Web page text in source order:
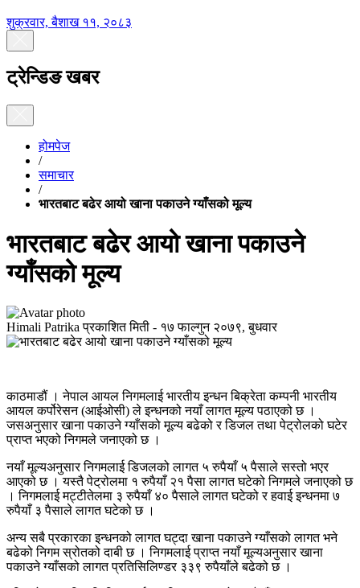
शुक्रवार, बैशाख ११, २०८३
ट्रेन्डिङ खबर
होमपेज
/
समाचार
/
भारतबाट बढेर आयो खाना पकाउने ग्याँसको मूल्य
भारतबाट बढेर आयो खाना पकाउने
ग्याँसको मूल्य
Himali Patrika प्रकाशित मिती - १७ फाल्गुन २०७९, बुधवार
काठमाडौं । नेपाल आयल निगमलाई भारतीय इन्धन बिक्रेता कम्पनी भारतीय
आयल कर्पोरेसन (आईओसी) ले इन्धनको नयाँ लागत मूल्य पठाएको छ ।
जसअनुसार खाना पकाउने ग्याँसको मूल्य बढेको र डिजल तथा पेट्रोलको घटेर
प्राप्त भएको निगमले जनाएको छ ।
नयाँ मूल्यअनुसार निगमलाई डिजलको लागत ५ रुपैयाँ ५ पैसाले सस्तो भएर
आएको छ । यस्तै पेट्रोलमा १ रुपैयाँ २१ पैसा लागत घटेको निगमले जनाएको छ
। निगमलाई मट्टीतेलमा ३ रुपैयाँ ४० पैसाले लागत घटेको र हवाई इन्धनमा ७
रुपैयाँ ३ पैसाले लागत घटेको छ ।
अन्य सबै प्रकारका इन्धनको लागत घट्दा खाना पकाउने ग्याँसको लागत भने
बढेको निगम स्रोतको दाबी छ । निगमलाई प्राप्त नयाँ मूल्यअनुसार खाना
पकाउने ग्याँसको लागत प्रतिसिलिण्डर ३३९ रुपैयाँले बढेको छ ।